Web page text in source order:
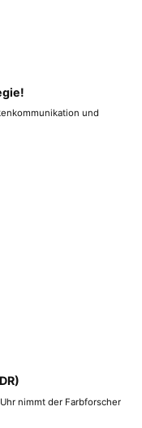
und
nimmt der Farbforscher